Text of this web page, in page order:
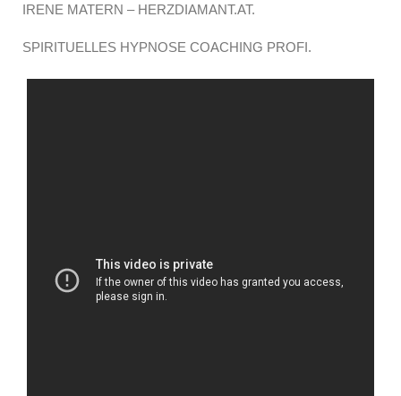
IRENE MATERN – HERZDIAMANT.AT.
SPIRITUELLES HYPNOSE COACHING PROFI.